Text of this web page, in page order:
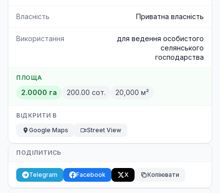
Власність Приватна власність
Використання
для ведення особистого
селянського
господарства
ПЛОЩА
2.0000 га 200.00 сот. 20,000 м²
ВІДКРИТИ В
Google Maps
Street View
ПОДІЛИТИСЬ
Telegram Facebook X Копіювати